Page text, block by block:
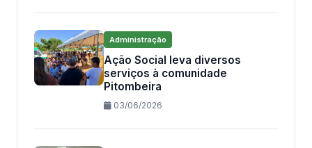
Administração
Ação Social leva diversos
serviços à comunidade
Pitombeira
03/06/2026